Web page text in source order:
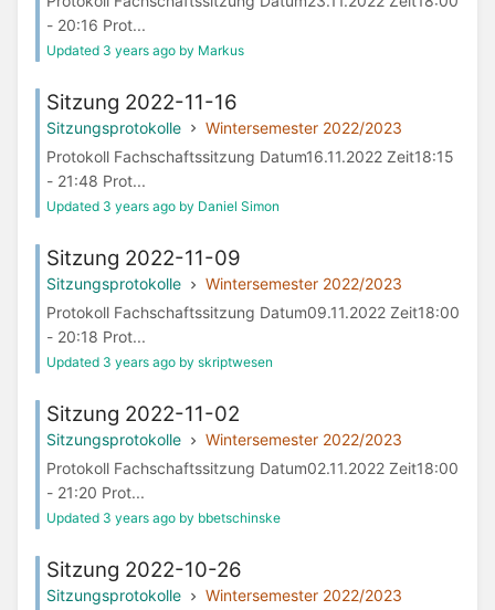
- 20:16 Prot...
Updated 3 years ago by Markus
Sitzung 2022-11-16
Sitzungsprotokolle
Wintersemester 2022/2023
Protokoll Fachschaftssitzung Datum16.11.2022 Zeit18:15
- 21:48 Prot...
Updated 3 years ago by Daniel Simon
Sitzung 2022-11-09
Sitzungsprotokolle
Wintersemester 2022/2023
Protokoll Fachschaftssitzung Datum09.11.2022 Zeit18:00
- 20:18 Prot...
Updated 3 years ago by skriptwesen
Sitzung 2022-11-02
Sitzungsprotokolle
Wintersemester 2022/2023
Protokoll Fachschaftssitzung Datum02.11.2022 Zeit18:00
- 21:20 Prot...
Updated 3 years ago by bbetschinske
Sitzung 2022-10-26
Sitzungsprotokolle
Wintersemester 2022/2023